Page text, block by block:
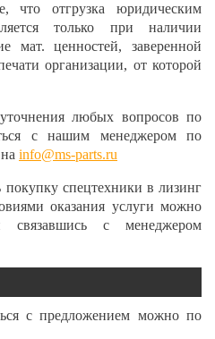
что отгрузка юридическим
только при наличии
мат. ценностей, заверенной
организации, от которой
любых вопросов по
с нашим менеджером по
info@ms-parts.ru
спецтехники в лизинг
оказания услуги можно
связавшись с менеджером
с предложением можно по